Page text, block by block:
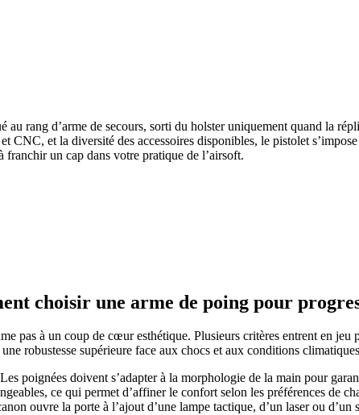
au rang d’arme de secours, sorti du holster uniquement quand la
CNC, et la diversité des accessoires disponibles, le pistolet
franchir un cap dans votre pratique de l’airsoft.
choisir une arme de poing pour
pas à un coup de cœur esthétique. Plusieurs critères entrent en jeu
robustesse supérieure face aux chocs et aux conditions
poignées doivent s’adapter à la morphologie de la main pour
ce qui permet d’affiner le confort selon les préférences de
ouvre la porte à l’ajout d’une lampe tactique, d’un laser ou d’un